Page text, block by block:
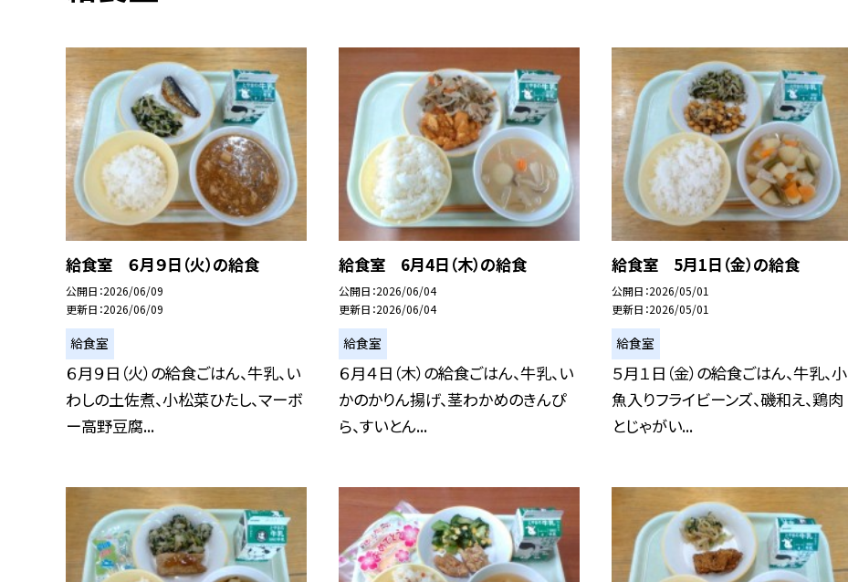
給食室 ６月９日（火）の給食
公開日 2026/06/09
更新日 2026/06/09
給食室
６月９日（火）の給食ごはん、牛乳、い
わしの土佐煮、小松菜ひたし、マーボ
ー高野豆腐...
給食室 6月4日（木）の給食
公開日 2026/06/04
更新日 2026/06/04
給食室
６月４日（木）の給食ごはん、牛乳、い
かのかりん揚げ、茎わかめのきんぴ
ら、すいとん...
給食室 5月1日（金）の給食
公開日 2026/05/01
更新日 2026/05/01
給食室
５月１日（金）の給食ごはん、牛乳、小
魚入りフライビーンズ、磯和え、鶏肉
とじゃがい...